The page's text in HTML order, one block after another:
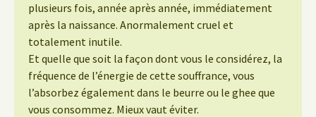
plusieurs fois, année après année, immédiatement
après la naissance. Anormalement cruel et
totalement inutile.
Et quelle que soit la façon dont vous le considérez, la
fréquence de l’énergie de cette souffrance, vous
l’absorbez également dans le beurre ou le ghee que
vous consommez. Mieux vaut éviter.